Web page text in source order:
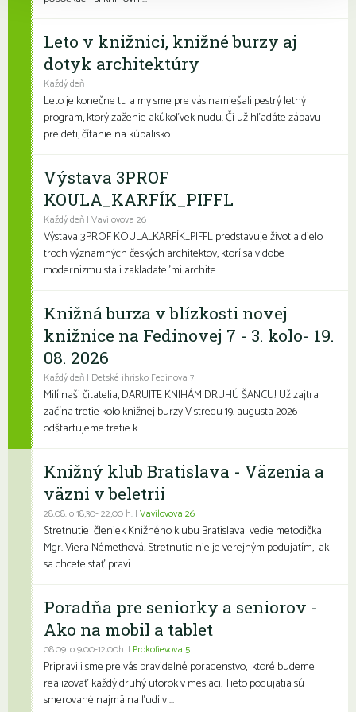
Leto v knižnici, knižné burzy aj
dotyk architektúry
Každý deň
Leto je konečne tu a my sme pre vás namiešali pestrý letný
program, ktorý zaženie akúkoľvek nudu. Či už hľadáte zábavu
pre deti, čítanie na kúpalisko ...
Výstava 3PROF
KOULA_KARFÍK_PIFFL
Každý deň | Vavilovova 26
Výstava 3PROF KOULA_KARFÍK_PIFFL predstavuje život a dielo
troch významných českých architektov, ktorí sa v dobe
modernizmu stali zakladateľmi archite...
Knižná burza v blízkosti novej
knižnice na Fedinovej 7 - 3. kolo- 19.
08. 2026
Každý deň | Detské ihrisko Fedinova 7
Milí naši čitatelia, DARUJTE KNIHÁM DRUHÚ ŠANCU! Už zajtra
začína tretie kolo knižnej burzy V stredu 19. augusta 2026
odštartujeme tretie k...
Knižný klub Bratislava - Väzenia a
väzni v beletrii
28.08. o 18,30- 22,00 h. | Vavilovova 26
Stretnutie členiek Knižného klubu Bratislava vedie metodička
Mgr. Viera Némethová. Stretnutie nie je verejným podujatím, ak
sa chcete stať pravi...
Poradňa pre seniorky a seniorov -
Ako na mobil a tablet
08.09. o 9:00-12:00h. | Prokofievova 5
Pripravili sme pre vás pravidelné poradenstvo, ktoré budeme
realizovať každý druhý utorok v mesiaci. Tieto podujatia sú
smerované najmä na ľudí v ...